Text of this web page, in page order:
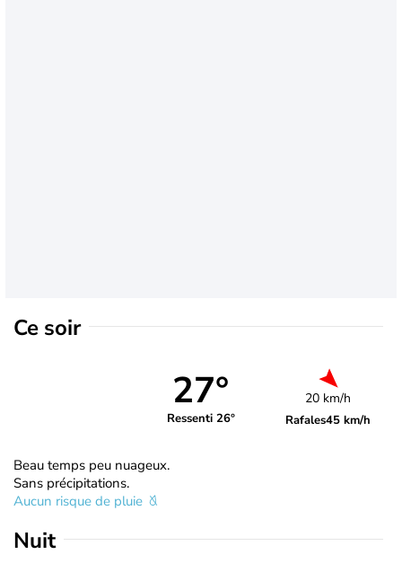
Ce soir
27°
Ressenti 26°
20 km/h
Rafales45 km/h
Beau temps peu nuageux.
Sans précipitations.
Aucun risque de pluie
Nuit